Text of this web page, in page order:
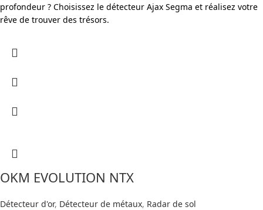
profondeur ? Choisissez le détecteur Ajax Segma et réalisez votre
rêve de trouver des trésors.
OKM EVOLUTION NTX
Détecteur d'or, Détecteur de métaux, Radar de sol